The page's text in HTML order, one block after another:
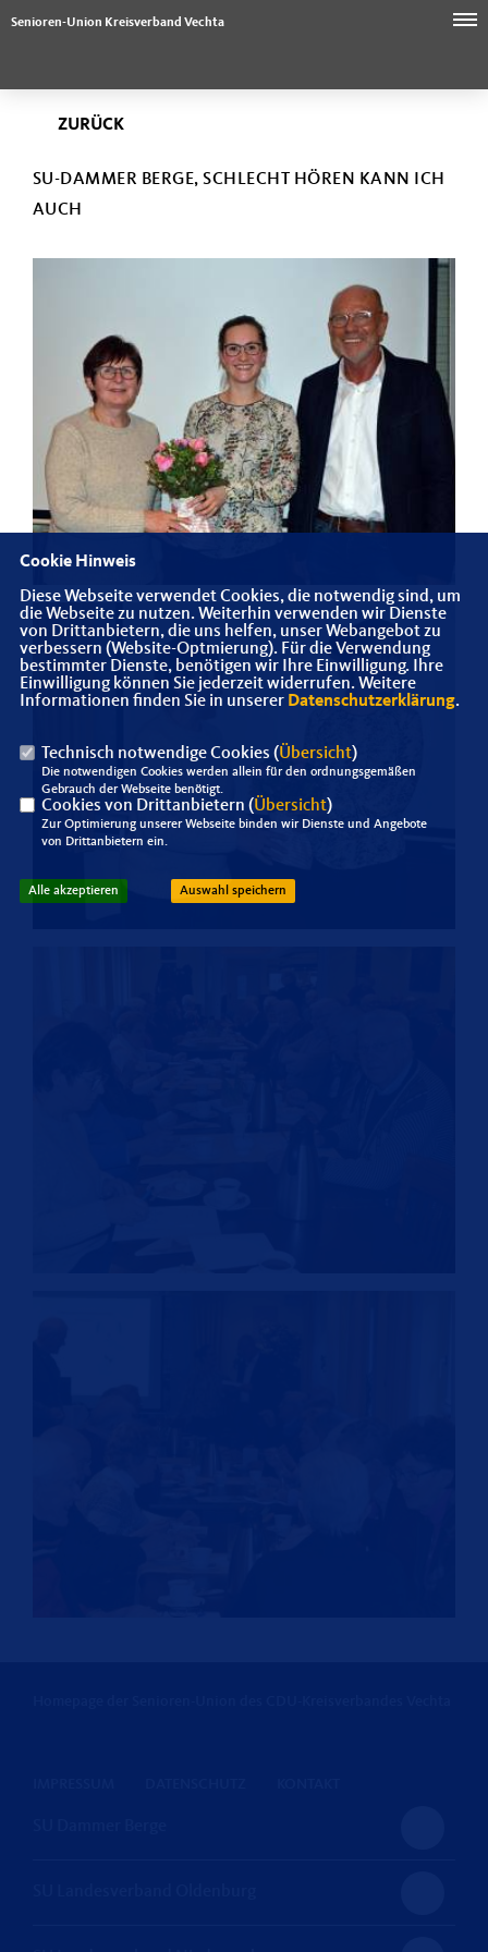
Senioren-Union Kreisverband Vechta
ZURÜCK
SU-DAMMER BERGE, SCHLECHT HÖREN KANN ICH
AUCH
Cookie Hinweis
Diese Webseite verwendet Cookies, die notwendig sind, um
die Webseite zu nutzen. Weiterhin verwenden wir Dienste
von Drittanbietern, die uns helfen, unser Webangebot zu
verbessern (Website-Optmierung). Für die Verwendung
bestimmter Dienste, benötigen wir Ihre Einwilligung. Ihre
Einwilligung können Sie jederzeit widerrufen. Weitere
Informationen finden Sie in unserer Datenschutzerklärung.
Technisch notwendige Cookies (Übersicht)
Die notwendigen Cookies werden allein für den ordnungsgemäßen
Gebrauch der Webseite benötigt.
Cookies von Drittanbietern (Übersicht)
Zur Optimierung unserer Webseite binden wir Dienste und Angebote
von Drittanbietern ein.
Alle akzeptieren Auswahl speichern